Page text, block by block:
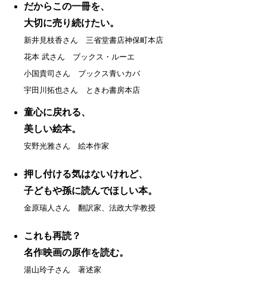
だからこの一冊を、
大切に売り続けたい。
新井見枝香さん 三省堂書店神保町本店
花本 武さん ブックス・ルーエ
小国貴司さん ブックス青いカバ
宇田川拓也さん ときわ書房本店
童心に戻れる、
美しい絵本。
安野光雅さん 絵本作家
押し付ける気はないけれど、
子どもや孫に読んでほしい本。
金原瑞人さん 翻訳家、法政大学教授
これも再読？
名作映画の原作を読む。
湯山玲子さん 著述家